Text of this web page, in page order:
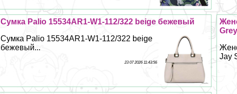
Grey
Jay
Сумка Palio 15534AR1-W1-112/322 beige бежевый
Сумка Palio 15534AR1-W1-112/322 beige
бежевый...
23 07 2026 11:43:56